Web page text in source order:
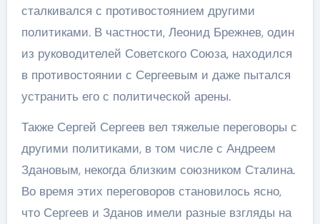
сталкивался с противостоянием другими
политиками. В частности, Леонид Брежнев, один
из руководителей Советского Союза, находился
в противостоянии с Сергеевым и даже пытался
устранить его с политической арены.
Также Сергей Сергеев вел тяжелые переговоры с
другими политиками, в том числе с Андреем
Здановым, некогда близким союзником Сталина.
Во время этих переговоров становилось ясно,
что Сергеев и Зданов имели разные взгляды на